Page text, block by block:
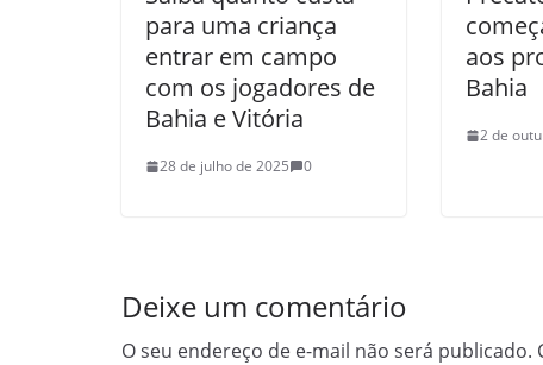
para uma criança
entrar em campo
com os jogadores de
Bahia e Vitória
28 de julho de 2025 0
aos
Bahia
2 de
Deixe um comentário
O seu endereço de e-mail não será publicado.